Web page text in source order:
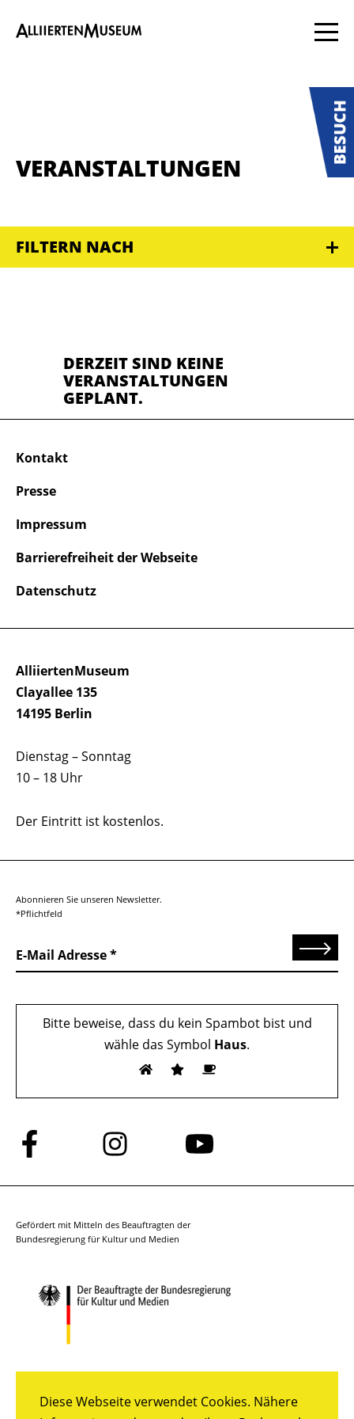
Diese Webseite verwendet Cookies. Nähere
VERANSTALTUNGEN
FILTERN NACH
DERZEIT SIND KEINE
VERANSTALTUNGEN
GEPLANT.
AlliiertenMuseum
Clayallee 135
14195 Berlin
Dienstag – Sonntag
10 – 18 Uhr
Der Eintritt ist kostenlos.
Kontakt
Presse
Impressum
Barrierefreiheit der Webseite
Datenschutz
Abonnieren Sie unseren Newsletter.
*Pflichtfeld
E-Mail Adresse Senden
Bitte beweise, dass du kein Spambot bist und
wähle das Symbol Haus.
Folge
uns
auf
Folge
uns
auf
Folge
auf
Gefördert mit Mitteln des Beauftragten der
Bundesregierung für Kultur und Medien